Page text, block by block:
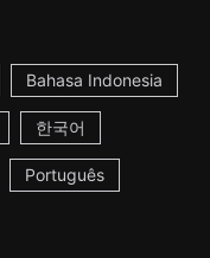
Bahasa Indonesia
한국어
Português